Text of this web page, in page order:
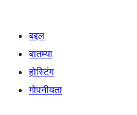
बद्दल
बातम्या
होस्टिंग
गोपनीयता